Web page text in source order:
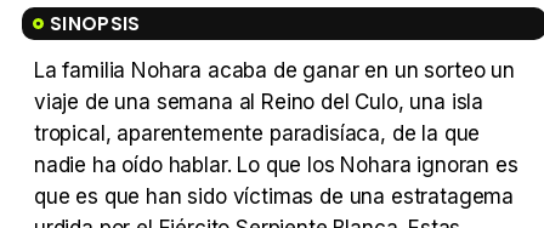
SINOPSIS
La familia Nohara acaba de ganar en un sorteo un
viaje de una semana al Reino del Culo, una isla
tropical, aparentemente paradisíaca, de la que
nadie ha oído hablar. Lo que los Nohara ignoran es
que es que han sido víctimas de una estratagema